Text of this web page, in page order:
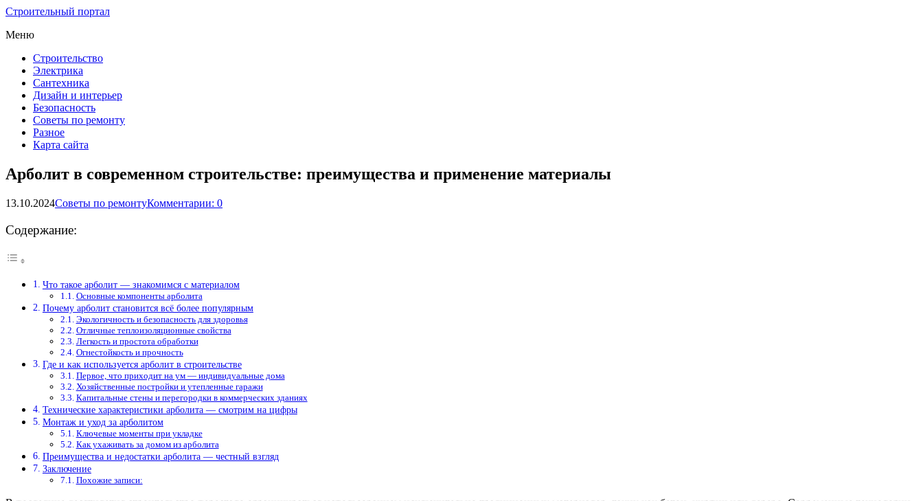
Строительный портал
Меню
Строительство
Электрика
Сантехника
Дизайн и интерьер
Безопасность
Советы по ремонту
Разное
Карта сайта
Арболит в современном строительстве: преимущества и применение материалы
13.10.2024Советы по ремонтуКомментарии: 0
Содержание:
Что такое арболит — знакомимся с материалом
Основные компоненты арболита
Почему арболит становится всё более популярным
Экологичность и безопасность для здоровья
Отличные теплоизоляционные свойства
Легкость и простота обработки
Огнестойкость и прочность
Где и как используется арболит в строительстве
Первое, что приходит на ум — индивидуальные дома
Хозяйственные постройки и утепленные гаражи
Капитальные стены и перегородки в коммерческих зданиях
Технические характеристики арболита — смотрим на цифры
Монтаж и уход за арболитом
Ключевые моменты при укладке
Как ухаживать за домом из арболита
Преимущества и недостатки арболита — честный взгляд
Заключение
Похожие записи: